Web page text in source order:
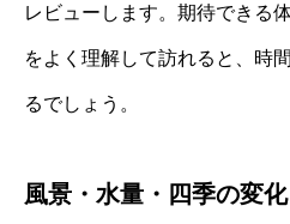
レビューします。期待できる
をよく理解して訪れると、時
るでしょう。
風景・水量・四季の変化